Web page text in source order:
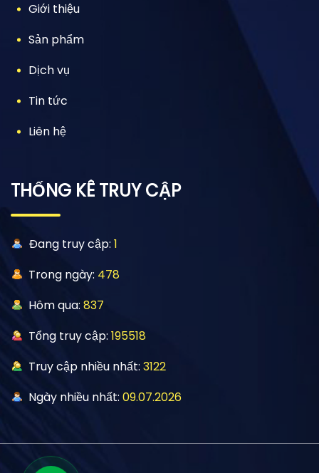
Giới thiệu
Sản phẩm
Dịch vụ
Tin tức
Liên hệ
THỐNG KÊ TRUY CẬP
Đang truy cập: 1
Trong ngày: 478
Hôm qua: 837
Tổng truy cập: 195518
Truy cập nhiều nhất: 3122
Ngày nhiều nhất: 09.07.2026